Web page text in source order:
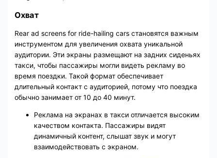
Охват
Rear ad screens for ride-hailing cars становятся важным
инструментом для увеличения охвата уникальной
аудитории. Эти экраны размещают на задних сиденьях
такси, чтобы пассажиры могли видеть рекламу во
время поездки. Такой формат обеспечивает
длительный контакт с аудиторией, потому что поездка
обычно занимает от 10 до 40 минут.
Реклама на экранах в такси отличается высоким
качеством контакта. Пассажиры видят
динамичный контент, слышат звук и могут
взаимодействовать с экраном.